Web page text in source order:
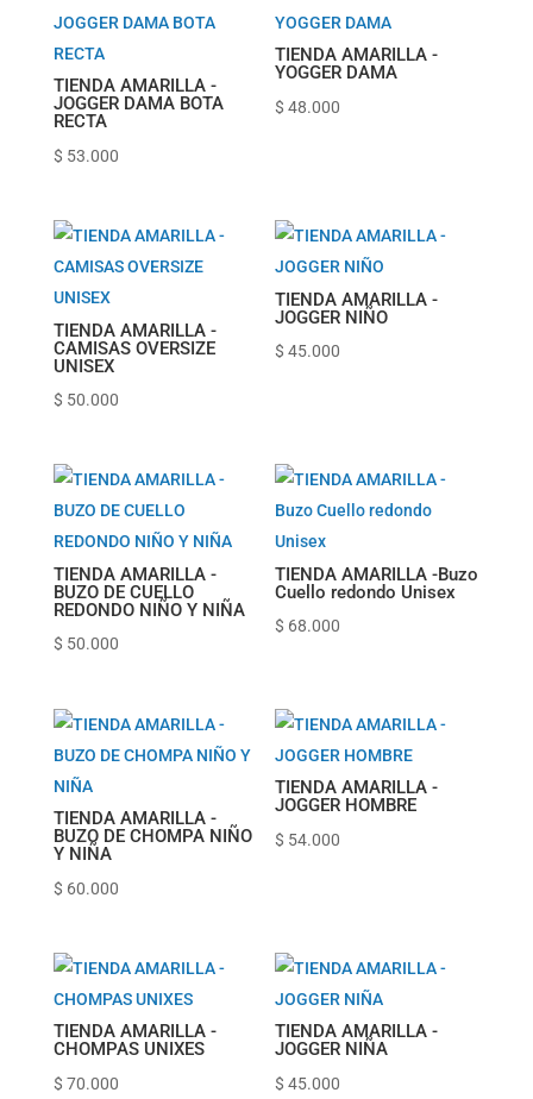
TIENDA AMARILLA -
JOGGER DAMA BOTA
RECTA
$ 53.000
TIENDA AMARILLA -
YOGGER DAMA
$ 48.000
TIENDA AMARILLA -
CAMISAS OVERSIZE
UNISEX
$ 50.000
TIENDA AMARILLA -
JOGGER NIÑO
$ 45.000
TIENDA AMARILLA -
BUZO DE CUELLO
REDONDO NIÑO Y NIÑA
$ 50.000
TIENDA AMARILLA -Buzo
Cuello redondo Unisex
$ 68.000
TIENDA AMARILLA -
BUZO DE CHOMPA NIÑO
Y NIÑA
$ 60.000
TIENDA AMARILLA -
JOGGER HOMBRE
$ 54.000
TIENDA AMARILLA -
CHOMPAS UNIXES
$ 70.000
TIENDA AMARILLA -
JOGGER NIÑA
$ 45.000